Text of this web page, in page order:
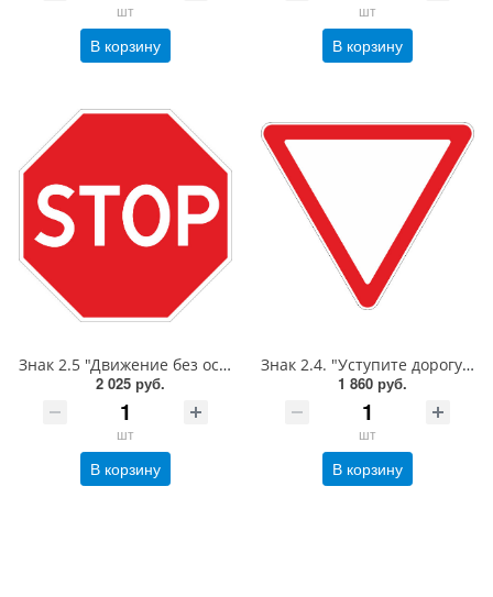
шт
В корзину
шт
В корзину
Знак 2.5 "Движение без остановки запрещено",B=700,Тип А Коммерческая (3 года),металл 0.8 мм
2 025 руб.
шт
В корзину
Знак 2.4. "Уступите дорогу",А=900,Тип А Коммерческая (3 года),металл 0.8 мм
1 860 руб.
шт
В корзину